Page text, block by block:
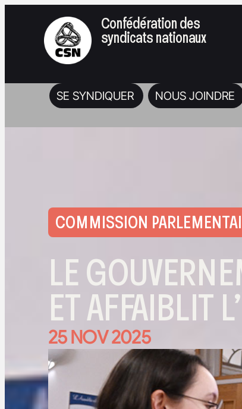
Confédération des
syndicats nationaux
SE SYNDIQUER NOUS JOINDRE
COMMISSION
LE
ET AFFAIBLIT
25 NOV 2025